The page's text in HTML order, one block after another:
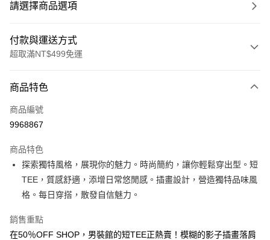
請選擇商品選項
付款與運送方式
超取滿NT$499免運
信用卡一次付款
超商取貨付款
Apple Pay
街口支付
Google Pay
商品特色
商品編號
9968867
商品特色
探索獨特風格，展現你的魅力。時尚簡約，讓你輕鬆穿出型。短
TEE，質感舒適，添增日常悠閒感。插畫設計，營造獨特品味風
格。每日穿搭，散發自信魅力。
銷售重點
在50％OFF SHOP，男裝館的短TEE正熱賣！模糊的影子插畫落肩